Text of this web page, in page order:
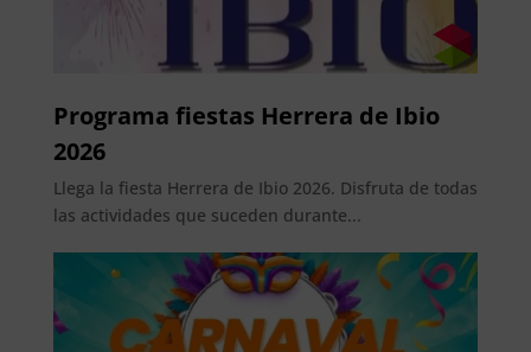
Programa fiestas Herrera de Ibio
2026
Llega la fiesta Herrera de Ibio 2026. Disfruta de todas
las actividades que suceden durante...